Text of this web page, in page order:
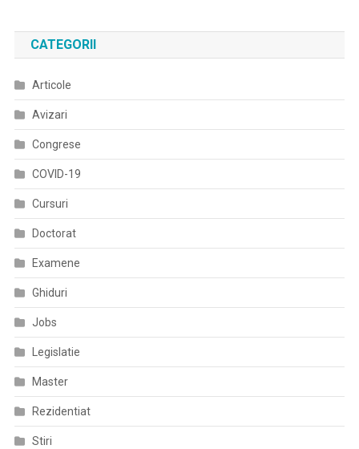
CATEGORII
Articole
Avizari
Congrese
COVID-19
Cursuri
Doctorat
Examene
Ghiduri
Jobs
Legislatie
Master
Rezidentiat
Stiri